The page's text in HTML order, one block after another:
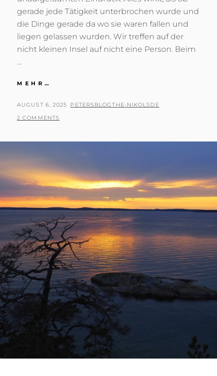
gerade jede Tätigkeit unterbrochen wurde und
die Dinge gerade da wo sie waren fallen und
liegen gelassen wurden. Wir treffen auf der
nicht kleinen Insel auf nicht eine Person. Beim
…
MEHR…
POSTED
ON
AUGUST 6, 2025 BY
PETERSBLOGTHE-NIKOLSDE
2 COMMENTS